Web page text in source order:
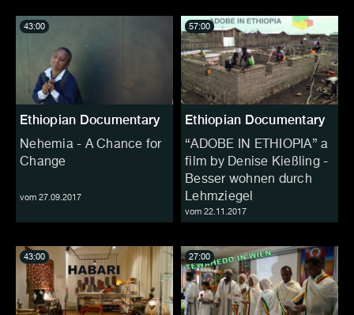
Ethiopian Documentary
Nehemia - A Chance for
Change
vom 27.09.2017
43:00
Ethiopian Documentary
“ADOBE IN ETHIOPIA” a
film by Denise Kießling -
Besser wohnen durch
Lehmziegel
vom 22.11.2017
57:00
43:00 27:00